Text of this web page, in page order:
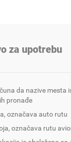
za upotrebu
da nazive mesta
pronađe
označava auto rutu
označava rutu